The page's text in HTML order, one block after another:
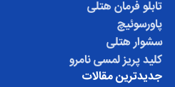
تابلو فرمان هتلی
پاورسوئیچ
سشوار هتلی
کلید پریز لمسی نامرو
جدیدترین مقالات